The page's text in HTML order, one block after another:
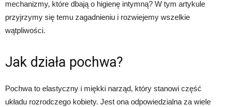
mechanizmy, które dbają o higienę intymną? W tym artykule
przyjrzymy się temu zagadnieniu i rozwiejemy wszelkie
wątpliwości.
Jak działa pochwa?
Pochwa to elastyczny i miękki narząd, który stanowi część
układu rozrodczego kobiety. Jest ona odpowiedzialna za wiele